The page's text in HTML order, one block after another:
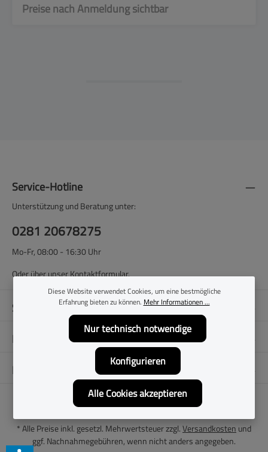
Preise nach Anmeldung sichtbar
Service-Hotline
Unterstützung und Beratung unter:
0281 20678275
Mo-Fr, 08:00 - 16:30 Uhr
Oder über unserKontaktformular.
Shop-Service
Filialen
Folge uns
* Alle Preise inkl. gesetzl. Mehrwertsteuer zzgl.Versandkosten und
ggf. Nachnahmegebühren, wenn nicht anders angegeben.
Diese Website verwendet Cookies, um eine bestmögliche
Erfahrung bieten zu können. Mehr Informationen ...
Nur technisch notwendige
Konfigurieren
Alle Cookies akzeptieren